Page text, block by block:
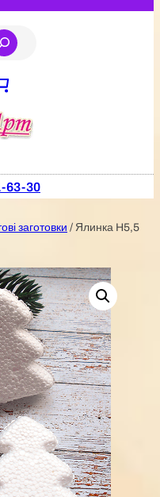
63-30
заготовки / Ялинка H5,5